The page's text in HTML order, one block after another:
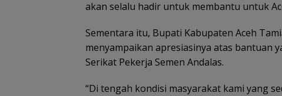
akan selalu hadir untuk membantu untuk
Sementara itu, Bupati Kabupaten Aceh
menyampaikan apresiasinya atas bantuan
Serikat Pekerja Semen Andalas.
“Di tengah kondisi masyarakat kami yang